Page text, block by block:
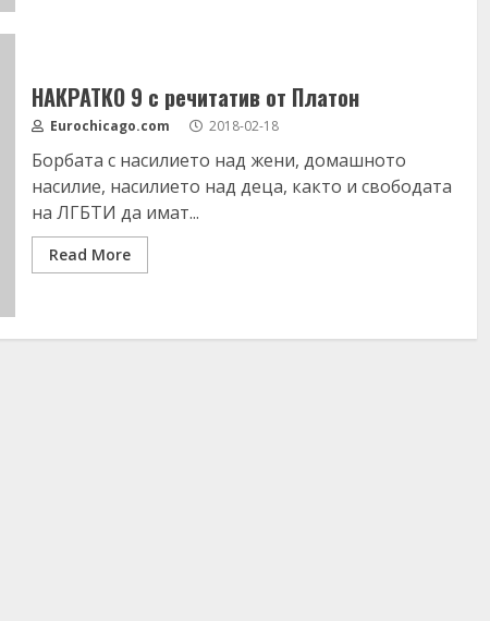
НАКРАТКО 9 с речитатив от Платон
Eurochicago.com 2018-02-18
Борбата с насилието над жени, домашното
насилие, насилието над деца, както и свободата
на ЛГБТИ да имат...
Read More